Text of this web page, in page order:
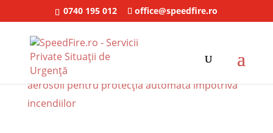
0740 195 012 office@speedfire.ro